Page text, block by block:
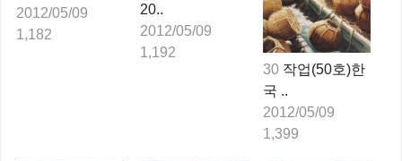
2012/05/09
1,182
20..
2012/05/09
1,192
30 작업(50호)한
국 ..
2012/05/09
1,399